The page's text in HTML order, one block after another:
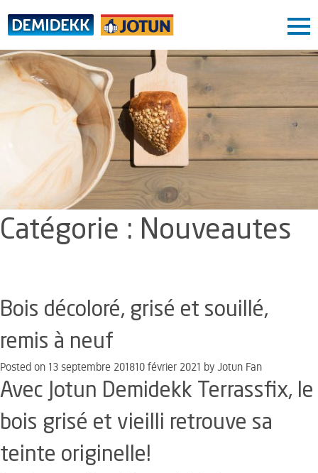
to
Blog
Boutique
Conseil peinture
Conseil couleur
Contact
Catégorie : Nouveautes
Bois décoloré, grisé et souillé,
remis à neuf
Posted on 13 septembre 201810 février 2021 by Jotun Fan
Avec Jotun Demidekk Terrassfix, le
bois grisé et vieilli retrouve sa
teinte originelle!